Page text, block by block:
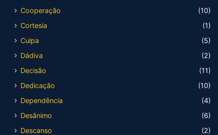
Cooperação
(10)
Cortesia
(1)
Culpa
(5)
Dádiva
(2)
Decisão
(11)
Dedicação
(10)
Dependência
(4)
Desânimo
(6)
Descanso
(2)